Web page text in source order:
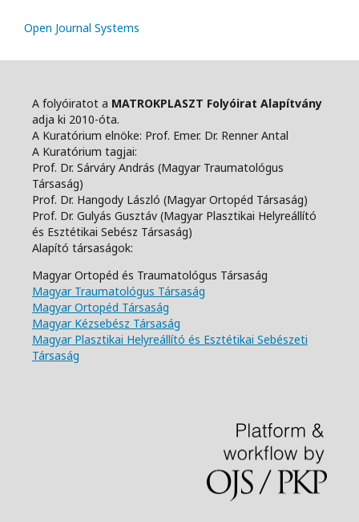
Open Journal Systems
A folyóiratot a MATROKPLASZT Folyóirat Alapítvány
adja ki 2010-óta.
A Kuratórium elnöke: Prof. Emer. Dr. Renner Antal
A Kuratórium tagjai:
Prof. Dr. Sárváry András (Magyar Traumatológus
Társaság)
Prof. Dr. Hangody László (Magyar Ortopéd Társaság)
Prof. Dr. Gulyás Gusztáv (Magyar Plasztikai Helyreállító
és Esztétikai Sebész Társaság)
Alapító társaságok:
Magyar Ortopéd és Traumatológus Társaság
Magyar Traumatológus Társaság
Magyar Ortopéd Társaság
Magyar Kézsebész Társaság
Magyar Plasztikai Helyreállító és Esztétikai Sebészeti
Társaság